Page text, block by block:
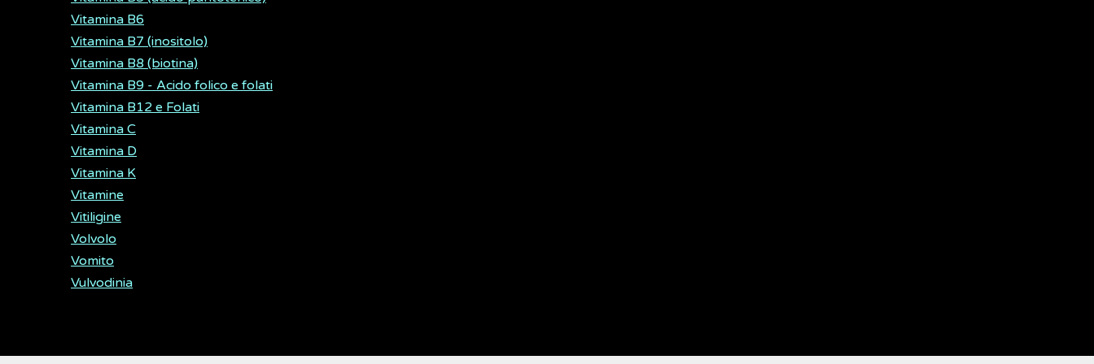
Vitamina B6
Vitamina B7 (inositolo)
Vitamina B8 (biotina)
Vitamina B9 - Acido folico e folati
Vitamina B12 e Folati
Vitamina C
Vitamina D
Vitamina K
Vitamine
Vitiligine
Volvolo
Vomito
Vulvodinia